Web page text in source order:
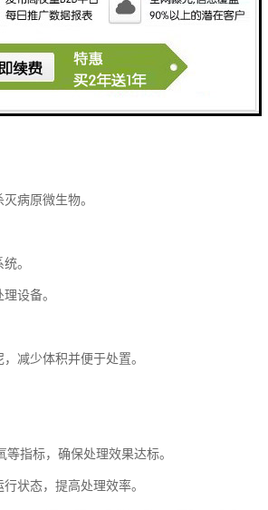
病原微生物。
。
设备。
减少体积并便于处置。
指标，确保处理效果达标。
状态，提高处理效率。